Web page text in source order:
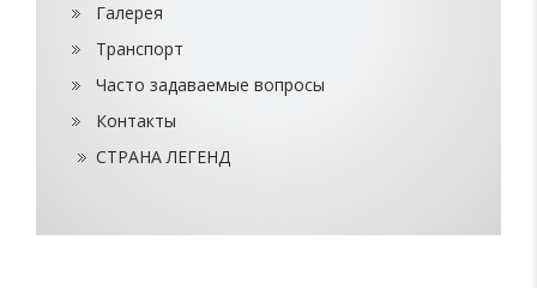
Галерея
Транспорт
Часто задаваемые вопросы
Контакты
СТРАНА ЛЕГЕНД